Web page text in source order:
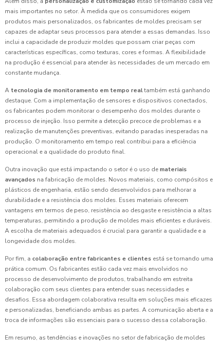
mais importantes no setor. À medida que os consumidores exigem
produtos mais personalizados, os fabricantes de moldes precisam ser
capazes de adaptar seus processos para atender a essas demandas. Isso
inclui a capacidade de produzir moldes que possam criar peças com
características específicas, como texturas, cores e formas. A flexibilidade
na produção é essencial para atender às necessidades de um mercado em
constante mudança.
A tecnologia de monitoramento em tempo realtambém está ganhando
destaque. Com a implementação de sensores e dispositivos conectados,
os fabricantes podem monitorar o desempenho dos moldes durante o
processo de injeção. Isso permite a detecção precoce de problemas e a
realização de manutenções preventivas, evitando paradas inesperadas na
produção. O monitoramento em tempo real contribui para a eficiência
operacional e a qualidade do produto final.
Outra inovação que está impactando o setor é o uso de materiais
avançados na fabricação de moldes. Novos materiais, como compósitos e
plásticos de engenharia, estão sendo desenvolvidos para melhorar a
durabilidade e a resistência dos moldes. Esses materiais oferecem
vantagens em termos de peso, resistência ao desgaste e resistência a altas
temperaturas, permitindo a produção de moldes mais eficientes e duráveis.
A escolha de materiais adequados é crucial para garantir a qualidade e a
longevidade dos moldes.
Por fim, a colaboração entre fabricantes e clientes está se tornando uma
prática comum. Os fabricantes estão cada vez mais envolvidos no
processo de desenvolvimento de produtos, trabalhando em estreita
colaboração com seus clientes para entender suas necessidades e
desafios. Essa abordagem colaborativa resulta em soluções mais eficazes
e personalizadas, beneficiando ambas as partes. A comunicação aberta e a
troca de informações são essenciais para o sucesso dessa colaboração.
Em resumo, as tendências e inovações no setor de fabricação de moldes